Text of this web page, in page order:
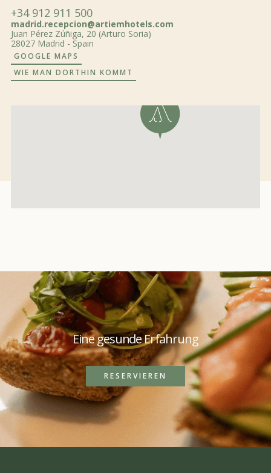
+34 912 911 500
madrid.recepcion@artiemhotels.com
Juan Pérez Zúñiga, 20 (Arturo Soria)
28027 Madrid - Spain
GOOGLE MAPS
WIE MAN DORTHIN KOMMT
Eine gesunde Erfahrung
RESERVIEREN